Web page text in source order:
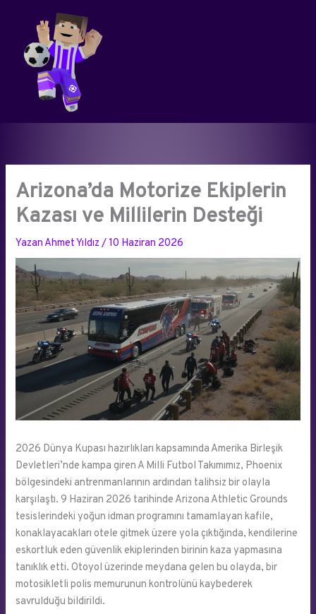
Arizona’da Motorize Ekiplerin
Kazası ve Millilerin Desteği
YazanAhmet Yıldız/ 10 Haziran 2026
2026 Dünya Kupası hazırlıkları kapsamında Amerika Birleşik
Devletleri’nde kampa giren A Milli Futbol Takımımız, Phoenix
bölgesindeki antrenmanlarının ardından talihsiz bir olayla
karşılaştı. 9 Haziran 2026 tarihinde Arizona Athletic Grounds
tesislerindeki yoğun idman programını tamamlayan kafile,
konaklayacakları otele gitmek üzere yola çıktığında, kendilerine
eskortluk eden güvenlik ekiplerinden birinin kaza yapmasına
tanıklık etti. Otoyol üzerinde meydana gelen bu olayda, bir
motosikletli polis memurunun kontrolünü kaybederek
savrulduğu bildirildi.